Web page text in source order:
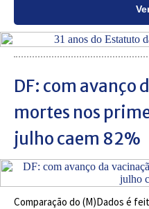
DF: com avanço
mortes nos
julho caem 82%
Comparação do (M)Dados é